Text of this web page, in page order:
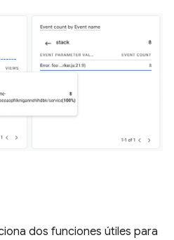
dos funciones útiles para